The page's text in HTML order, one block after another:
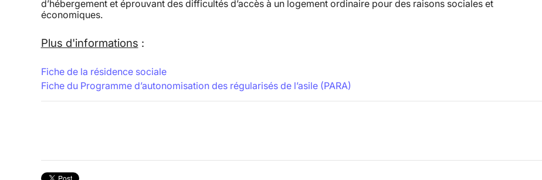
d’hébergement et éprouvant des difficultés d’accès à un logement ordinaire pour des raisons sociales et
économiques.
Plus d'informations :
Fiche de la résidence sociale
Fiche du Programme d’autonomisation des régularisés de l’asile (PARA)